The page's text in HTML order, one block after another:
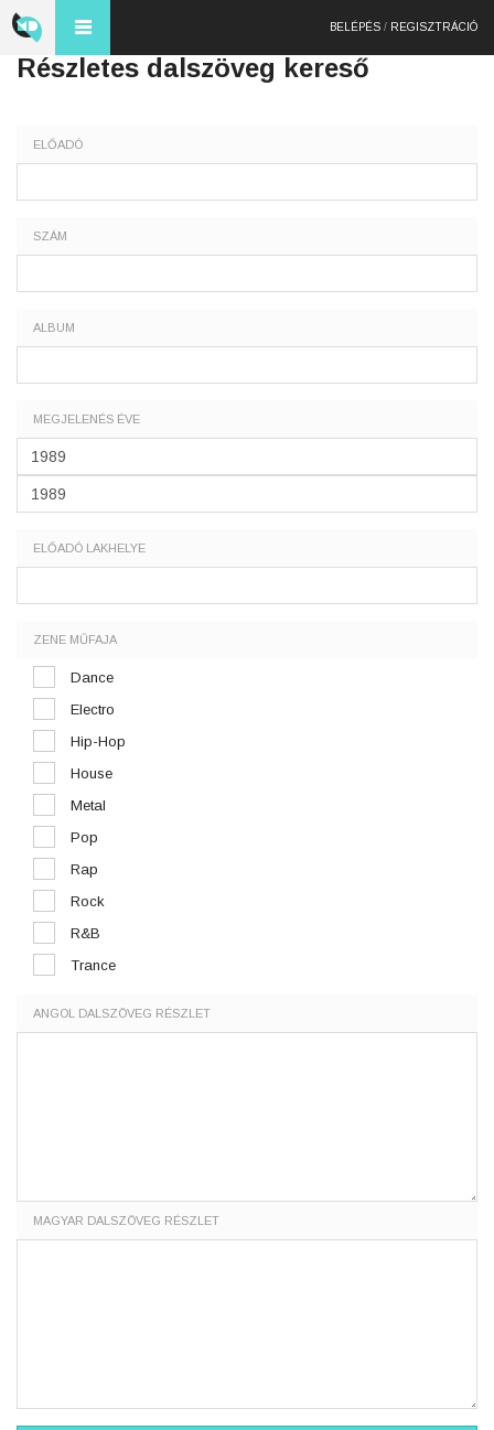
BELÉPÉS / REGISZTRÁCIÓ
Részletes dalszöveg kereső
ELŐADÓ
SZÁM
ALBUM
MEGJELENÉS ÉVE
ELŐADÓ LAKHELYE
ZENE MŰFAJA
Dance
Electro
Hip-Hop
House
Metal
Pop
Rap
Rock
R&B
Trance
ANGOL DALSZÖVEG RÉSZLET
MAGYAR DALSZÖVEG RÉSZLET